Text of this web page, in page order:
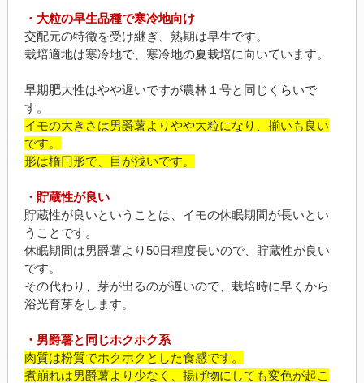
・大粒の早生品種で寒冷地向け
交配元の特徴を受け継ぎ、熟期は早生です。
栽培適地は寒冷地で、寒冷地の夏栽培に向いています。
早期肥大性はやや遅いですが農林１号と同じくらいで
す。
イモの大きさは男爵薯よりやや大粒になり、揃いも良い
です。
形は楕円形で、目が浅いです。
・貯蔵性が良い
貯蔵性が良いということは、イモの休眠期間が長いとい
うことです。
休眠期間は男爵薯より50日程度長いので、貯蔵性が良い
です。
その代わり、芽が出るのが遅いので、栽培時に早くから
浴光育芽をします。
・男爵薯と同じホクホク系
肉質は粉質でホクホクとした食感です。
煮崩れは男爵薯より少なく、揚げ物にしても変色が起こ